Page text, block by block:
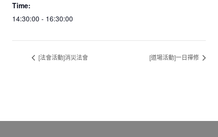
Time:
14:30:00 - 16:30:00
[法會活動]消災法會 [道場活動]一日禪修